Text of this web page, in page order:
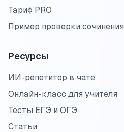
Тариф PRO
Пример проверки сочинения
Ресурсы
ИИ-репетитор в чате
Онлайн-класс для учителя
Тесты ЕГЭ и ОГЭ
Статьи